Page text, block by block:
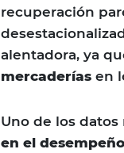
recuperación
alentadora, ya
mercaderías en
Uno de los datos
en el